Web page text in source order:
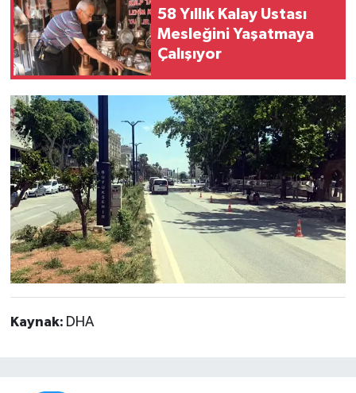
58 Yıllık Kalay Ustası
Mesleğini Yaşatmaya
Çalışıyor
Kaynak: DHA